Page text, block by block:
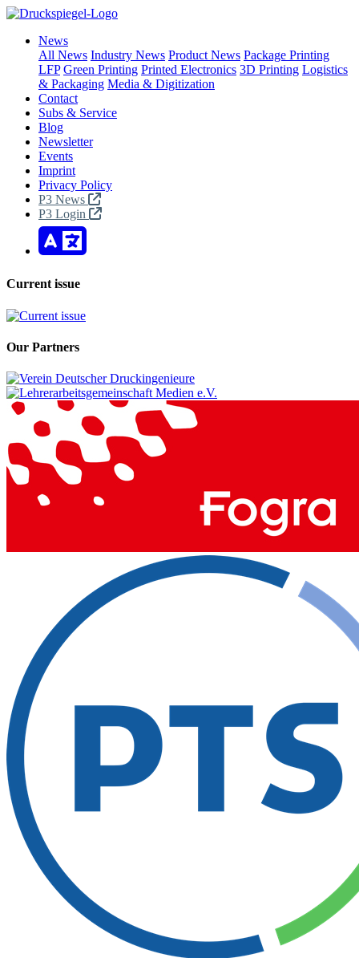
News
All News Industry News Product News Package Printing
LFP Green Printing Printed Electronics 3D Printing Logistics
& Packaging Media & Digitization
Contact
Subs & Service
Blog
Newsletter
Events
Imprint
Privacy Policy
P3 News
P3 Login
Current issue
Our Partners